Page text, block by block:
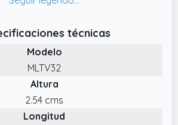
y Múltiples Modos Potente haz
de alta definición, con 270
185 metros en modo alto
técnicas
Modelo
MLTV32
Altura
2.54 cms
Longitud